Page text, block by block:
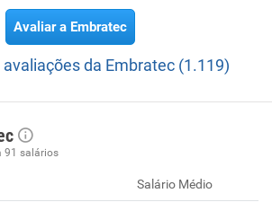
Avaliar a Embratec
da Embratec (1.119)
91 salários
Salário Médio